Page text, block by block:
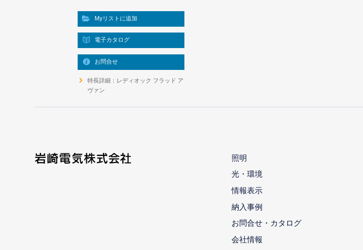
Myリストに追加
電子カタログ
お問合せ
特長詳細：レディオック フラッド ア
ヴァン
照明
光・環境
情報表示
納入事例
お問合せ・カタログ
会社情報